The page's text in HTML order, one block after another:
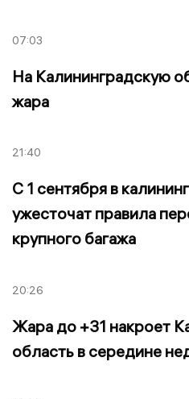
07:03
На Калининградскую
жара
21:40
С 1 сентября в
ужесточат правила
крупного багажа
20:26
Жара до +31 накроет
область в середине